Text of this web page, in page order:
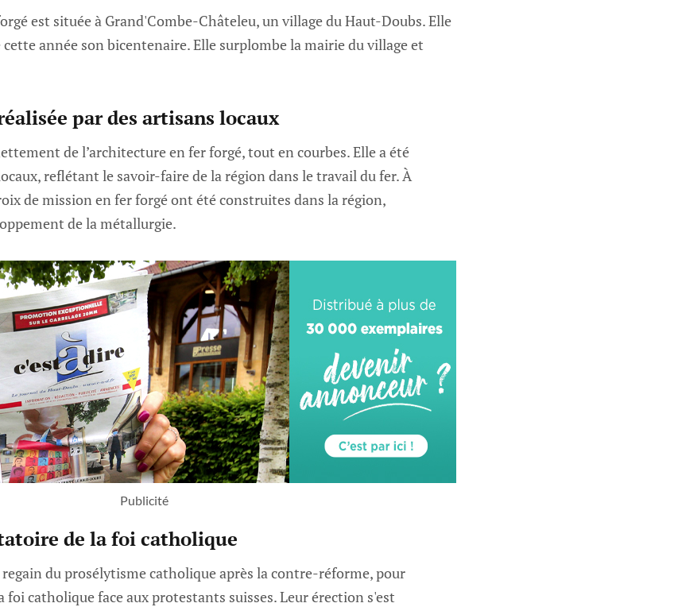
est située à Grand'Combe-Châteleu, un village du Haut-Doubs. Elle
année son bicentenaire. Elle surplombe la mairie du village et
par des artisans locaux
de l’architecture en fer forgé, tout en courbes. Elle a été
reflétant le savoir-faire de la région dans le travail du fer. À
de mission en fer forgé ont été construites dans la région,
de la métallurgie.
Publicité
de la foi catholique
du prosélytisme catholique après la contre-réforme, pour
catholique face aux protestants suisses. Leur érection s'est